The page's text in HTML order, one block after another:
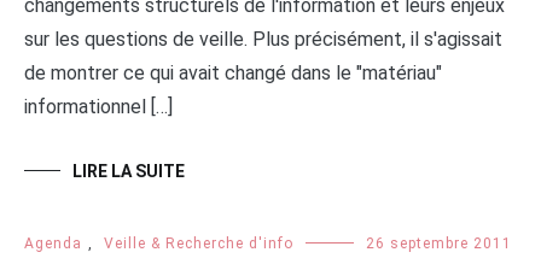
changements structurels de l'information et leurs enjeux
sur les questions de veille. Plus précisément, il s'agissait
de montrer ce qui avait changé dans le "matériau"
informationnel […]
LIRE LA SUITE
Agenda Veille & Recherche d'info 26 septembre 2011